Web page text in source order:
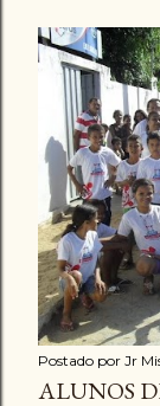
Postado por Jr
ALUNOS